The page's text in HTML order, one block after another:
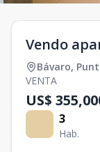
Vendo
Bávaro,
VENTA
US$
3
Hab.